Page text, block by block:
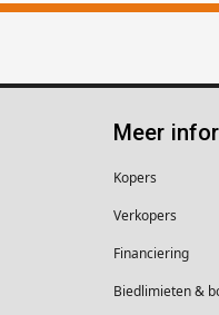
Meer
Kopers
Verkopers
Financiering
Biedlimieten &